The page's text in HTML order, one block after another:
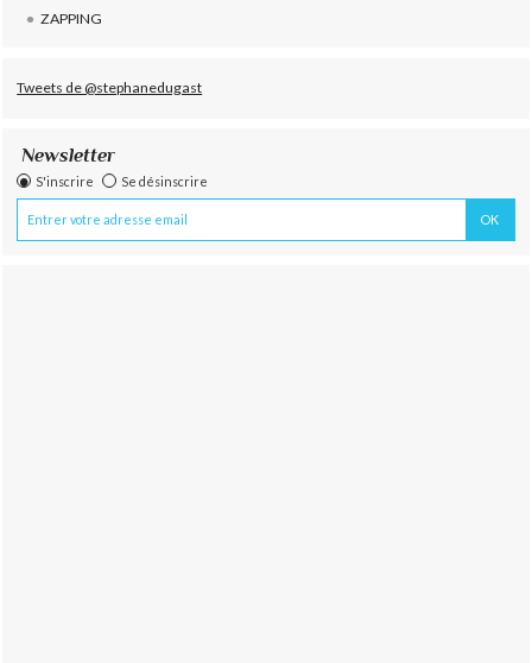
ZAPPING
Tweets de @stephanedugast
Newsletter
S'inscrire Se désinscrire